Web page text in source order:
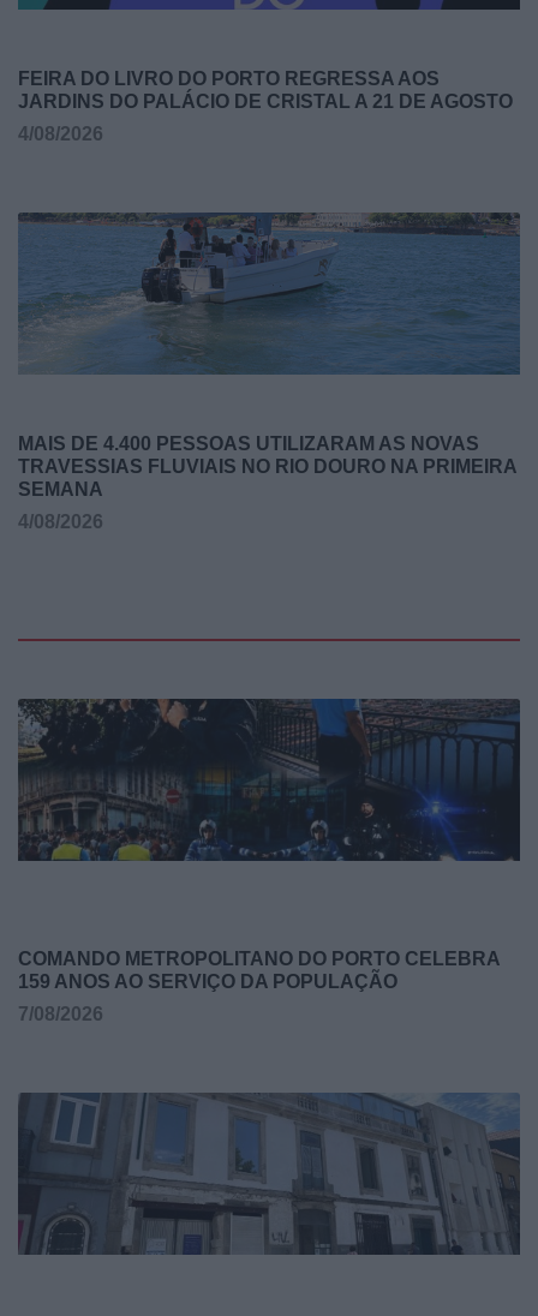
FEIRA DO LIVRO DO PORTO REGRESSA AOS
JARDINS DO PALÁCIO DE CRISTAL A 21 DE AGOSTO
4/08/2026
MAIS DE 4.400 PESSOAS UTILIZARAM AS NOVAS
TRAVESSIAS FLUVIAIS NO RIO DOURO NA PRIMEIRA
SEMANA
4/08/2026
COMANDO METROPOLITANO DO PORTO CELEBRA
159 ANOS AO SERVIÇO DA POPULAÇÃO
7/08/2026